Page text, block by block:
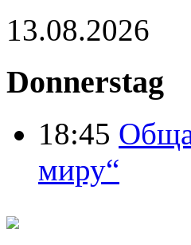
13.08.2026
Donnerstag
18:45
миру“